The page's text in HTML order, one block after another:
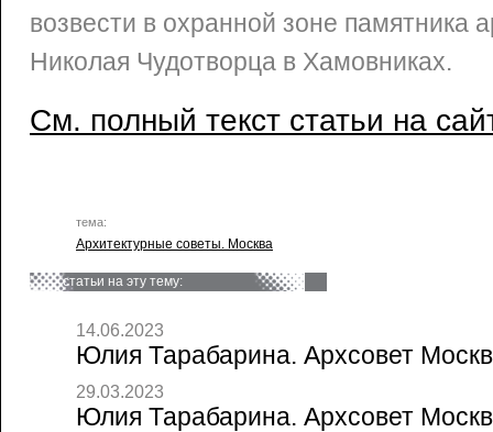
возвести в охранной зоне памятника
Николая Чудотворца в Хамовниках.
См. полный текст статьи на
тема:
Архитектурные советы. Москва
статьи на эту тему:
14.06.2023
Юлия Тарабарина. Архсовет
29.03.2023
Юлия Тарабарина. Архсовет